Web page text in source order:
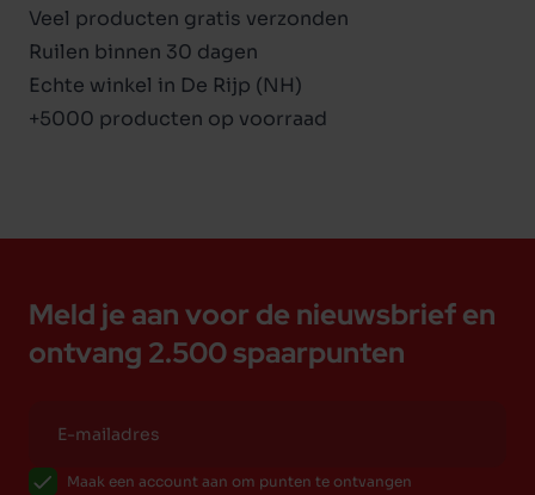
Veel producten gratis verzonden
Ruilen binnen 30 dagen
Echte winkel in De Rijp (NH)
+5000 producten op voorraad
Meld je aan voor de nieuwsbrief en
ontvang 2.500 spaarpunten
Maak een account aan om punten te ontvangen